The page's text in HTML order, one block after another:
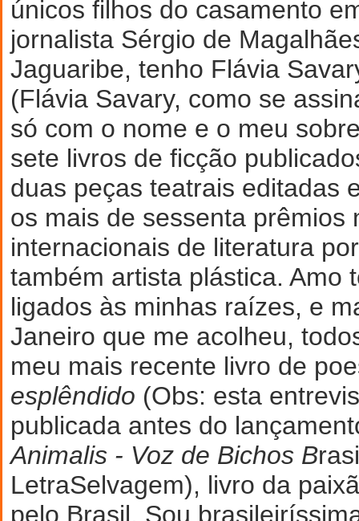
únicos filhos do casamento
jornalista Sérgio de
Jaguaribe, tenho Flávia
(Flávia Savary, como se
só com o nome e o meu
sete livros de ficção
duas peças teatrais editadas
os mais de sessenta prêmios
internacionais de literatura
também artista plástica. Amo
ligados às minhas raízes, e
Janeiro que me acolheu,
meu mais recente livro de
esplêndido (Obs: esta
publicada antes do
Animalis - Voz de Bichos B
LetraSelvagem), livro da
pelo Brasil. Sou